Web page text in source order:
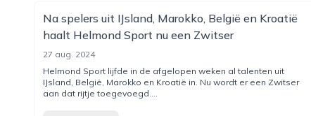
Na spelers uit IJsland, Marokko, België en Kroatië
haalt Helmond Sport nu een Zwitser
27 aug. 2024
Helmond Sport lijfde in de afgelopen weken al talenten uit
IJsland, België, Marokko en Kroatië in. Nu wordt er een Zwitser
aan dat rijtje toegevoegd....